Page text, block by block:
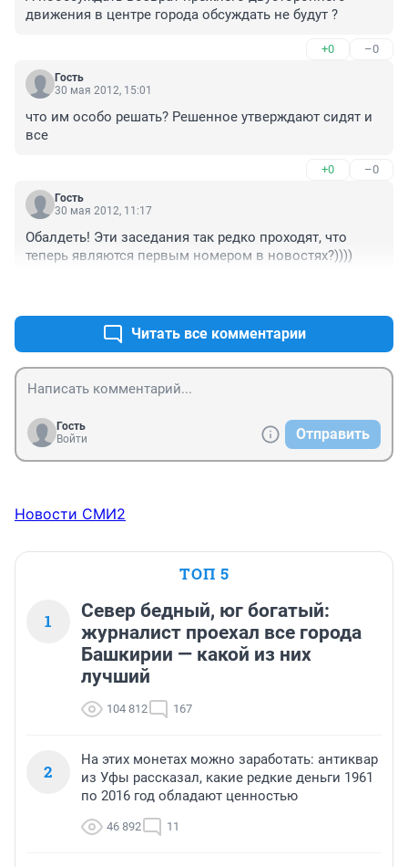
движения в центре города обсуждать не будут ?
+0 –0
Гость
30 мая 2012, 15:01
что им особо решать? Решенное утверждают сидят и
все
+0 –0
Гость
30 мая 2012, 11:17
Обалдеть! Эти заседания так редко проходят, что
теперь являются первым номером в новостях?))))
Читать все комментарии
Гость
Войти
Отправить
Новости СМИ2
ТОП 5
1
Север бедный, юг богатый:
журналист проехал все города
Башкирии — какой из них
лучший
104 812 167
2
На этих монетах можно заработать: антиквар
из Уфы рассказал, какие редкие деньги 1961
по 2016 год обладают ценностью
46 892 11